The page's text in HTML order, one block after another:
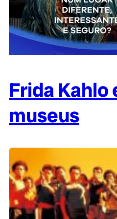
Frida Kahlo
museus